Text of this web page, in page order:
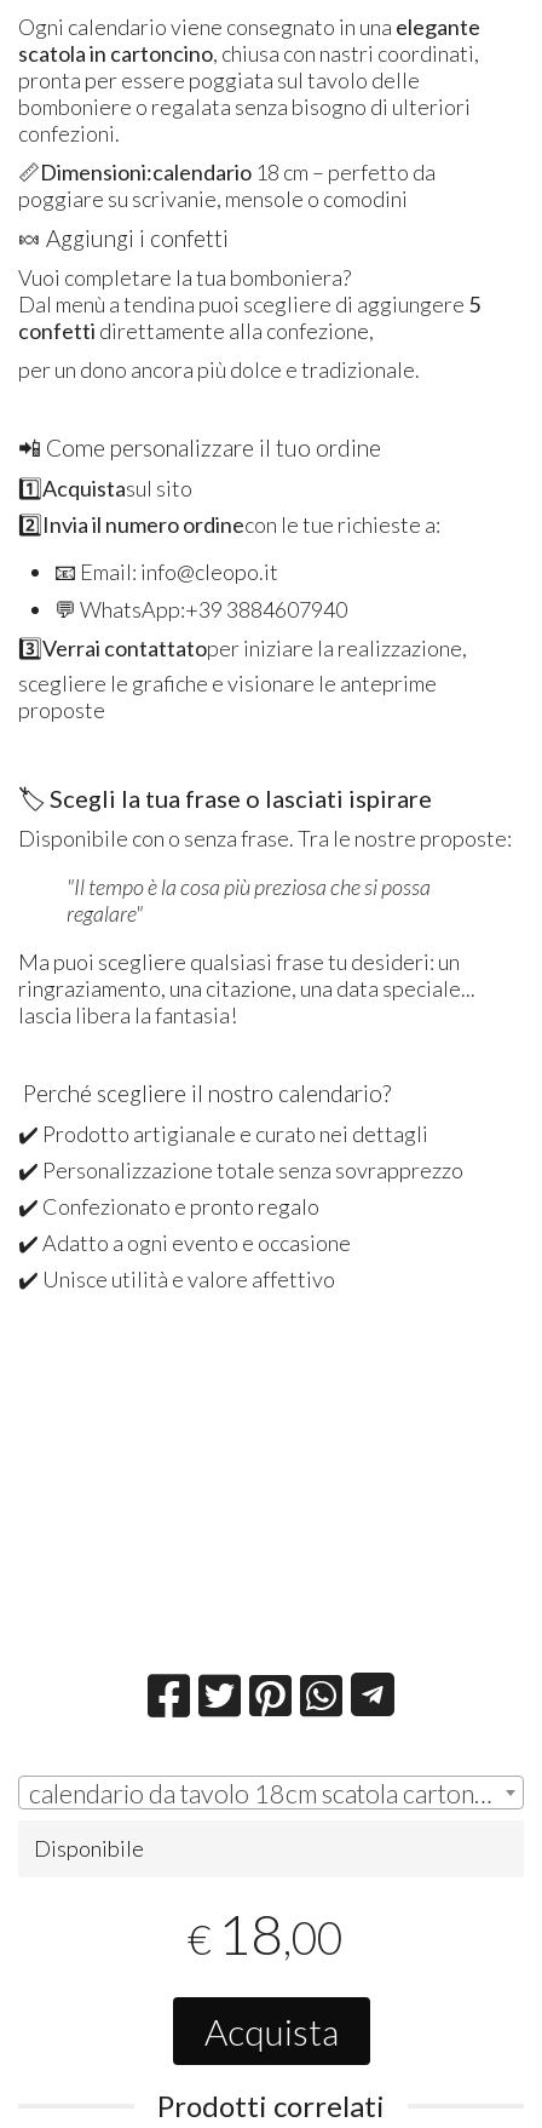
Ogni calendario viene consegnato in una elegante
scatola in cartoncino, chiusa con nastri coordinati,
pronta per essere poggiata sul tavolo delle
bomboniere o regalata senza bisogno di ulteriori
confezioni.
📏Dimensioni:calendario 18 cm – perfetto da
poggiare su scrivanie, mensole o comodini
🍬 Aggiungi i confetti
Vuoi completare la tua bomboniera?
Dal menù a tendina puoi scegliere di aggiungere 5
confetti direttamente alla confezione,
per un dono ancora più dolce e tradizionale.
📲 Come personalizzare il tuo ordine
1️⃣Acquistasul sito
2️⃣Invia il numero ordinecon le tue richieste a:
📧 Email: info@cleopo.it
💬 WhatsApp:+39 3884607940
3️⃣Verrai contattatoper iniziare la realizzazione,
scegliere le grafiche e visionare le anteprime
proposte
🏷️ Scegli la tua frase o lasciati ispirare
Disponibile con o senza frase. Tra le nostre proposte:
"Il tempo è la cosa più preziosa che si possa
regalare"
Ma puoi scegliere qualsiasi frase tu desideri: un
ringraziamento, una citazione, una data speciale...
lascia libera la fantasia!
Perché scegliere il nostro calendario?
✔️ Prodotto artigianale e curato nei dettagli
✔️ Personalizzazione totale senza sovrapprezzo
✔️ Confezionato e pronto regalo
✔️ Adatto a ogni evento e occasione
✔️ Unisce utilità e valore affettivo
calendario da tavolo 18cm scatola cartoncino con nastri senza confetti (#SC800116) | € 18,00
Disponibile
€ 18,00
Acquista
Prodotti correlati